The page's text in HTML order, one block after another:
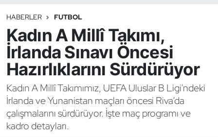
HABERLER FUTBOL
Kadın A Millî Takımı,
İrlanda Sınavı Öncesi
Hazırlıklarını Sürdürüyor
Kadın A Millî Takımımız, UEFA Uluslar B Ligi'ndeki
İrlanda ve Yunanistan maçları öncesi Riva’da
çalışmalarını sürdürüyor. İşte maç programı ve
kadro detayları.
Binicilik
Bisiklet
Bocce Bowling Dart
Boks
Briç